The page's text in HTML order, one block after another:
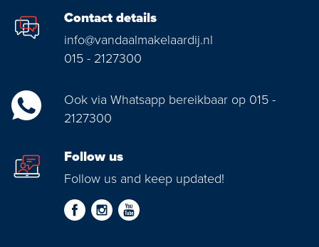
Contact details
info@vandaalmakelaardij.nl
015 - 2127300
Ook via Whatsapp bereikbaar op 015 -
2127300
Follow us
Follow us and keep updated!